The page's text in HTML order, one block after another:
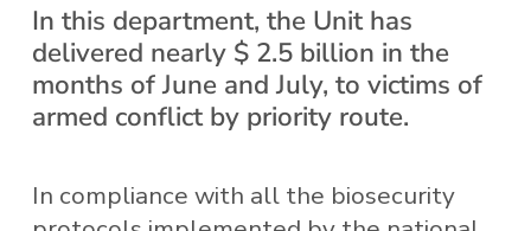
In this department, the Unit has
delivered nearly $ 2.5 billion in the
months of June and July, to victims of
armed conflict by priority route.
In compliance with all the biosecurity